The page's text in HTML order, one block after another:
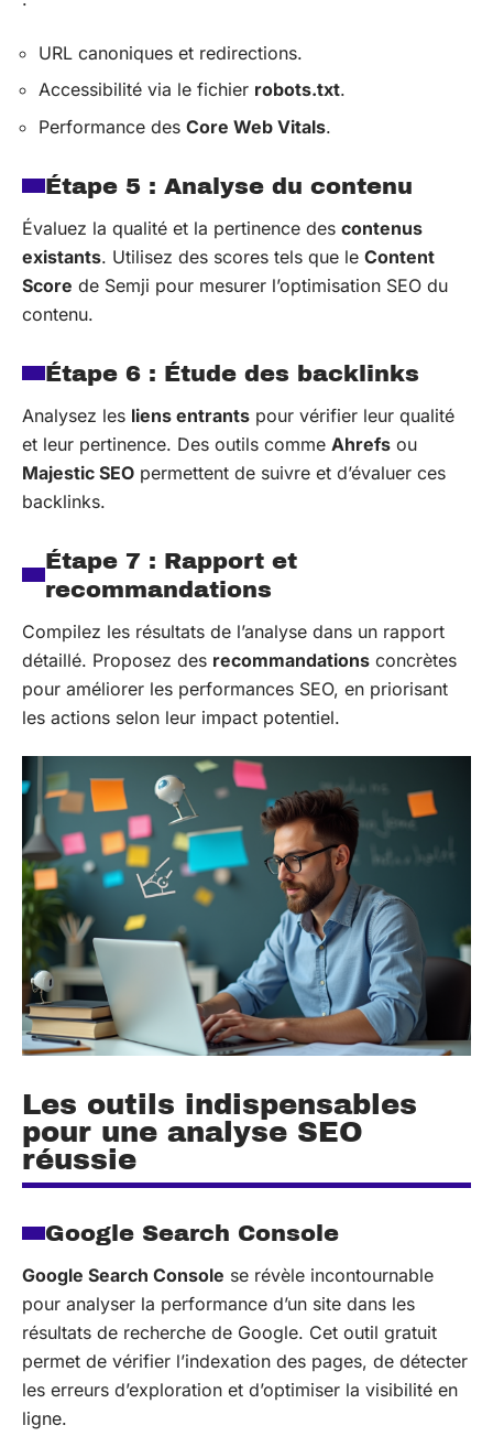
URL canoniques et redirections.
Accessibilité via le fichier robots.txt.
Performance des Core Web Vitals.
Étape 5 : Analyse du contenu
Évaluez la qualité et la pertinence des contenus
existants. Utilisez des scores tels que le Content
Score de Semji pour mesurer l’optimisation SEO du
contenu.
Étape 6 : Étude des backlinks
Analysez les liens entrants pour vérifier leur qualité
et leur pertinence. Des outils comme Ahrefs ou
Majestic SEO permettent de suivre et d’évaluer ces
backlinks.
Étape 7 : Rapport et
recommandations
Compilez les résultats de l’analyse dans un rapport
détaillé. Proposez des recommandations concrètes
pour améliorer les performances SEO, en priorisant
les actions selon leur impact potentiel.
Les outils indispensables
pour une analyse SEO
réussie
Google Search Console
Google Search Console se révèle incontournable
pour analyser la performance d’un site dans les
résultats de recherche de Google. Cet outil gratuit
permet de vérifier l’indexation des pages, de détecter
les erreurs d’exploration et d’optimiser la visibilité en
ligne.